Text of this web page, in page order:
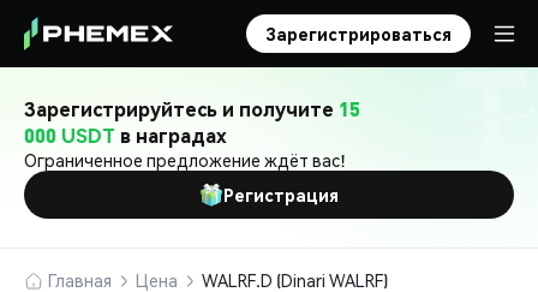
Зарегистрироваться
Зарегистрируйтесь и получите 15
000 USDT в наградах
Ограниченное предложение ждёт вас!
Регистрация
Главная Цена WALRF.D (Dinari WALRF)